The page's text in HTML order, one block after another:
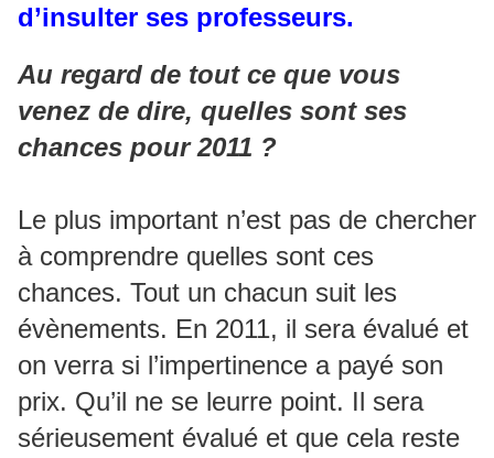
d’insulter ses professeurs.
Au regard de tout ce que vous
venez de dire, quelles sont ses
chances pour 2011 ?
Le plus important n’est pas de chercher
à comprendre quelles sont ces
chances. Tout un chacun suit les
évènements. En 2011, il sera évalué et
on verra si l’impertinence a payé son
prix. Qu’il ne se leurre point. Il sera
sérieusement évalué et que cela reste